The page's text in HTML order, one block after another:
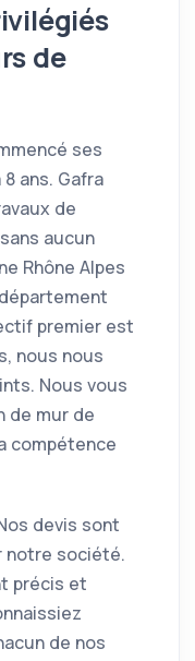
de
ses
ans. Gafra
de
aucun
Rhône Alpes
premier est
nous nous
Nous vous
de mur de
compétence
devis sont
notre société.
précis et
de nos